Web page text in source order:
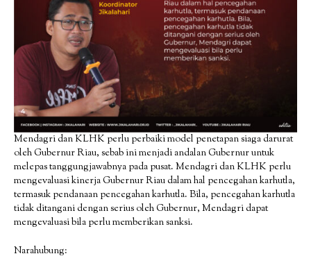
Mendagri dan KLHK perlu perbaiki model penetapan siaga darurat
oleh Gubernur Riau, sebab ini menjadi andalan Gubernur untuk
melepas tanggungjawabnya pada pusat. Mendagri dan KLHK perlu
mengevaluasi kinerja Gubernur Riau dalam hal pencegahan karhutla,
termasuk pendanaan pencegahan karhutla. Bila, pencegahan karhutla
tidak ditangani dengan serius oleh Gubernur, Mendagri dapat
mengevaluasi bila perlu memberikan sanksi.
Narahubung: